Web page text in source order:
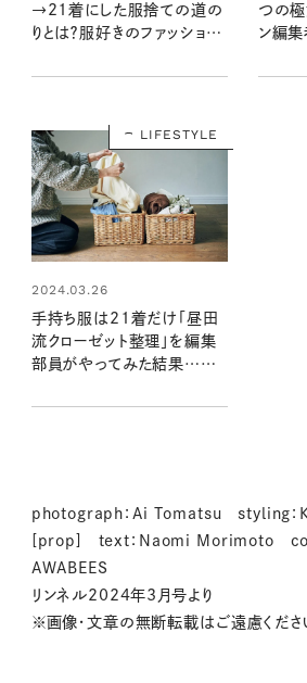
→21着にした服捨ての道の
りとは？服好きのファッション
ト整理術
つの極
ン編
LIFESTYLE
2024.03.26
手持ち服は21着だけ「昼田
流クローゼット整理」を編集
部員がやってみた結果…ギ
えた！
photograph：Ai Tomatsu styling：
[prop] text：Naomi Morimoto
AWABEES
リンネル2024年3月号より
※画像・文章の無断転載はご遠慮くださ